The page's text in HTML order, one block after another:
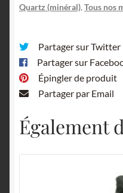
Quartz (minéral),Tous nos
Partager sur Twitter
Partager sur
Épingler de produit
Partager par Email
Également